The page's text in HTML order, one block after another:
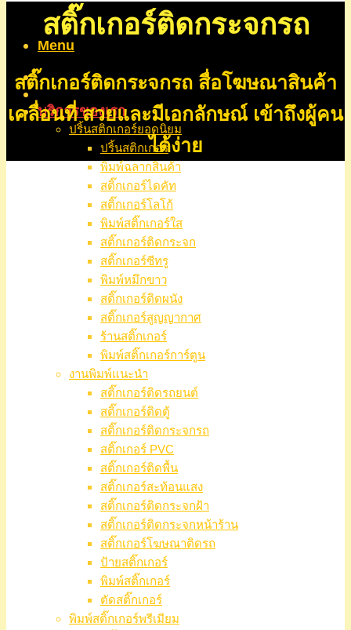
Menu
หน้าแรก
เกี่ยวกับเรา
บริการของเรา
ปริ้นสติกเกอร์ยอดนิยม
ปริ้นสติกเกอร์
พิมพ์ฉลากสินค้า
สติ๊กเกอร์ไดคัท
สติ๊กเกอร์โลโก้
พิมพ์สติ๊กเกอร์ใส
สติ๊กเกอร์ติดกระจก
สติ๊กเกอร์ซีทรู
พิมพ์หมึกขาว
สติ๊กเกอร์ติดผนัง
สติ๊กเกอร์สูญญากาศ
ร้านสติ๊กเกอร์
พิมพ์สติ๊กเกอร์การ์ตูน
งานพิมพ์แนะนำ
สติ๊กเกอร์ติดรถยนต์
สติ๊กเกอร์ติดตู้
สติ๊กเกอร์ติดกระจกรถ
สติ๊กเกอร์ PVC
สติ๊กเกอร์ติดพื้น
สติ๊กเกอร์สะท้อนแสง
สติ๊กเกอร์ติดกระจกฝ้า
สติ๊กเกอร์ติดกระจกหน้าร้าน
สติ๊กเกอร์โฆษณาติดรถ
ป้ายสติ๊กเกอร์
พิมพ์สติ๊กเกอร์
ตัดสติ๊กเกอร์
พิมพ์สติ๊กเกอร์พรีเมียม
สติ๊กเกอร์ติดกระจกรถ
สติ๊กเกอร์ติดกระจกรถ สื่อโฆษณาสินค้า
เคลื่อนที่ สวยและมีเอกลักษณ์ เข้าถึงผู้คน
ได้ง่าย